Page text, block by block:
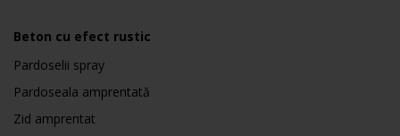
Beton cu efect rustic
Pardoselii spray
Pardoseala amprentată
Zid amprentat